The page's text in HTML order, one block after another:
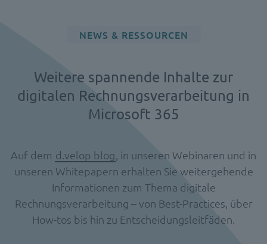
NEWS & RESSOURCEN
Weitere spannende Inhalte zur
digitalen Rechnungsverarbeitung in
Microsoft 365
Auf dem d.velop blog, in unseren Webinaren und in
unseren Whitepapern erhalten Sie weitergehende
Informationen zum Thema digitale
Rechnungsverarbeitung – von Best-Practices, über
How-tos bis hin zu Entscheidungsleitfäden.